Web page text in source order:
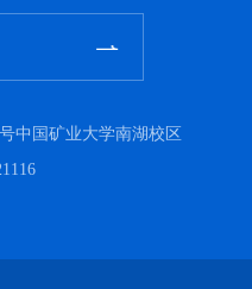
中国矿业大学南湖校区